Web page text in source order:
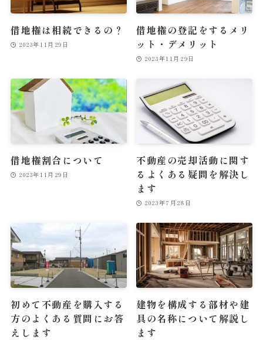
借地権は相続できるの？
2023年11月29日
借地権の登記をするメリ
ット・デメリット
2023年11月29日
借地権割合について
2023年11月29日
不動産の売却活動に関す
るよくある疑問を解決し
ます
2023年7月28日
初めて不動産を購入する
方のよくある質問にお答
えします
建物を構成する部材や建
具の名称について解説し
ます